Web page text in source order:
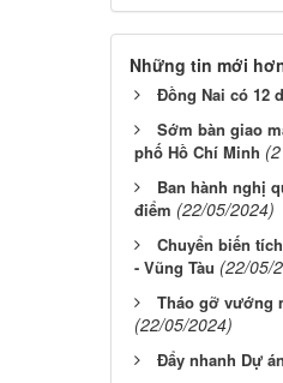
Những tin mới
Đồng Nai có 12
Sớm bàn giao
phố Hồ Chí Minh
Ban hành nghị
điểm (22/05/2024)
Chuyển biến
- Vũng Tàu (22/05/
Tháo gỡ vướng
(22/05/2024)
Đẩy nhanh Dự